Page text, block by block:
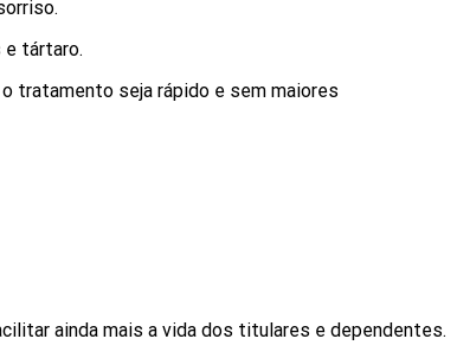
e tártaro.
tratamento seja rápido e sem maiores
ainda mais a vida dos titulares e dependentes.